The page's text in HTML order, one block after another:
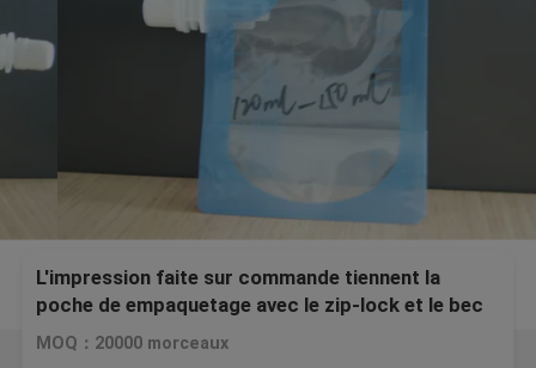
L'impression faite sur commande tiennent la
poche de empaquetage avec le zip-lock et le bec
de coin pour Liguid
MOQ：20000 morceaux